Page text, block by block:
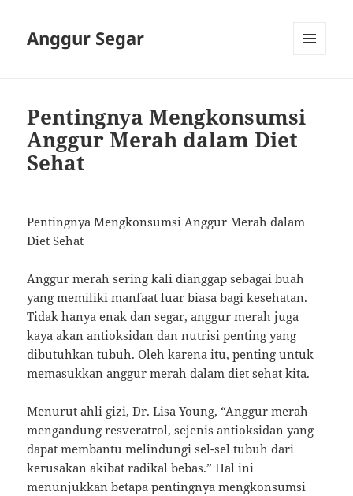
Anggur Segar
Pentingnya Mengkonsumsi
Anggur Merah dalam Diet
Sehat
Pentingnya Mengkonsumsi Anggur Merah dalam
Diet Sehat
Anggur merah sering kali dianggap sebagai buah
yang memiliki manfaat luar biasa bagi kesehatan.
Tidak hanya enak dan segar, anggur merah juga
kaya akan antioksidan dan nutrisi penting yang
dibutuhkan tubuh. Oleh karena itu, penting untuk
memasukkan anggur merah dalam diet sehat kita.
Menurut ahli gizi, Dr. Lisa Young, “Anggur merah
mengandung resveratrol, sejenis antioksidan yang
dapat membantu melindungi sel-sel tubuh dari
kerusakan akibat radikal bebas.” Hal ini
menunjukkan betapa pentingnya mengkonsumsi